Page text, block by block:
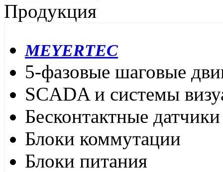
Продукция
MEYERTEC
5-фазовые шаговые
SCADA и системы
Бесконтактные датчики
Блоки коммутации
Блоки питания